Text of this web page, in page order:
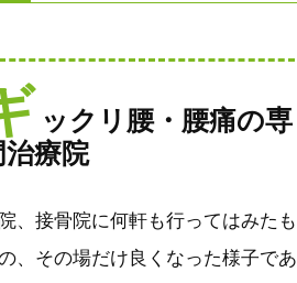
ックリ腰・腰痛の専
治療院
、接骨院に何軒も行ってはみたも
、その場だけ良くなった様子であ